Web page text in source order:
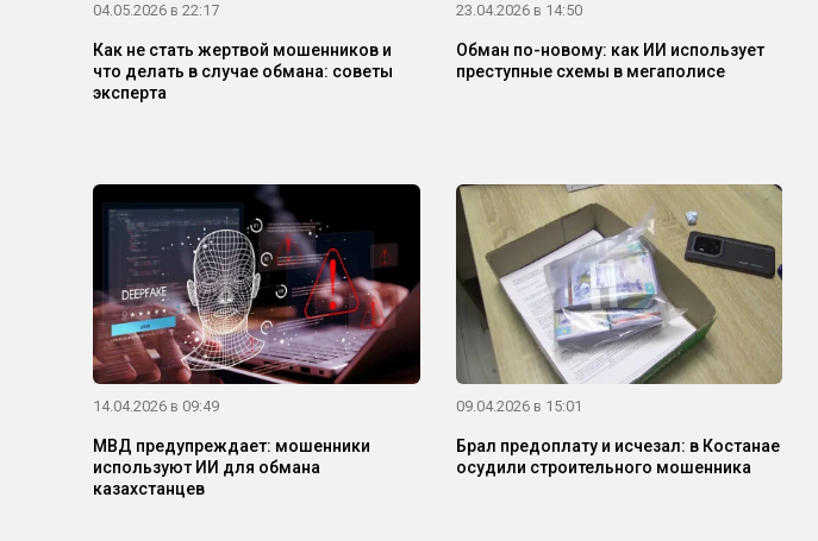
04.05.2026 в 22:17
Как не стать жертвой мошенников и
что делать в случае обмана: советы
эксперта
23.04.2026 в 14:50
Обман по-новому: как ИИ использует
преступные схемы в мегаполисе
14.04.2026 в 09:49
МВД предупреждает: мошенники
используют ИИ для обмана
казахстанцев
09.04.2026 в 15:01
Брал предоплату и исчезал: в Костанае
осудили строительного мошенника